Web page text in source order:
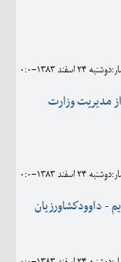
24 اسفند 1383-0:0
مديريت وزارت
24 اسفند 1383-0:0